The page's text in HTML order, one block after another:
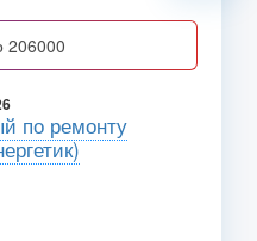
206000
по ремонту